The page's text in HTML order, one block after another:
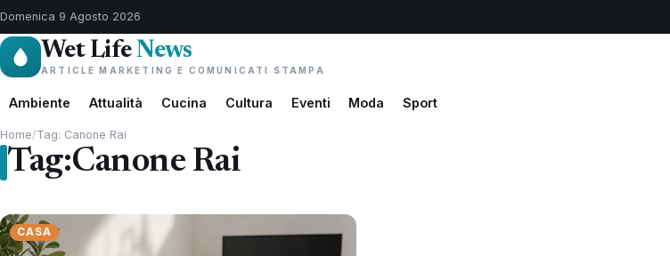
Domenica 9 Agosto 2026
Wet LifeNews
ARTICLE MARKETING E COMUNICATI STAMPA
Ambiente Attualità Cucina Cultura Eventi Moda Sport
Home/Tag: Canone Rai
Tag:Canone Rai
CASA